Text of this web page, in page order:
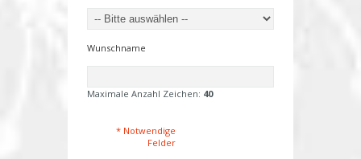
Wunschname
Maximale Anzahl Zeichen: 40
* Notwendige
Felder